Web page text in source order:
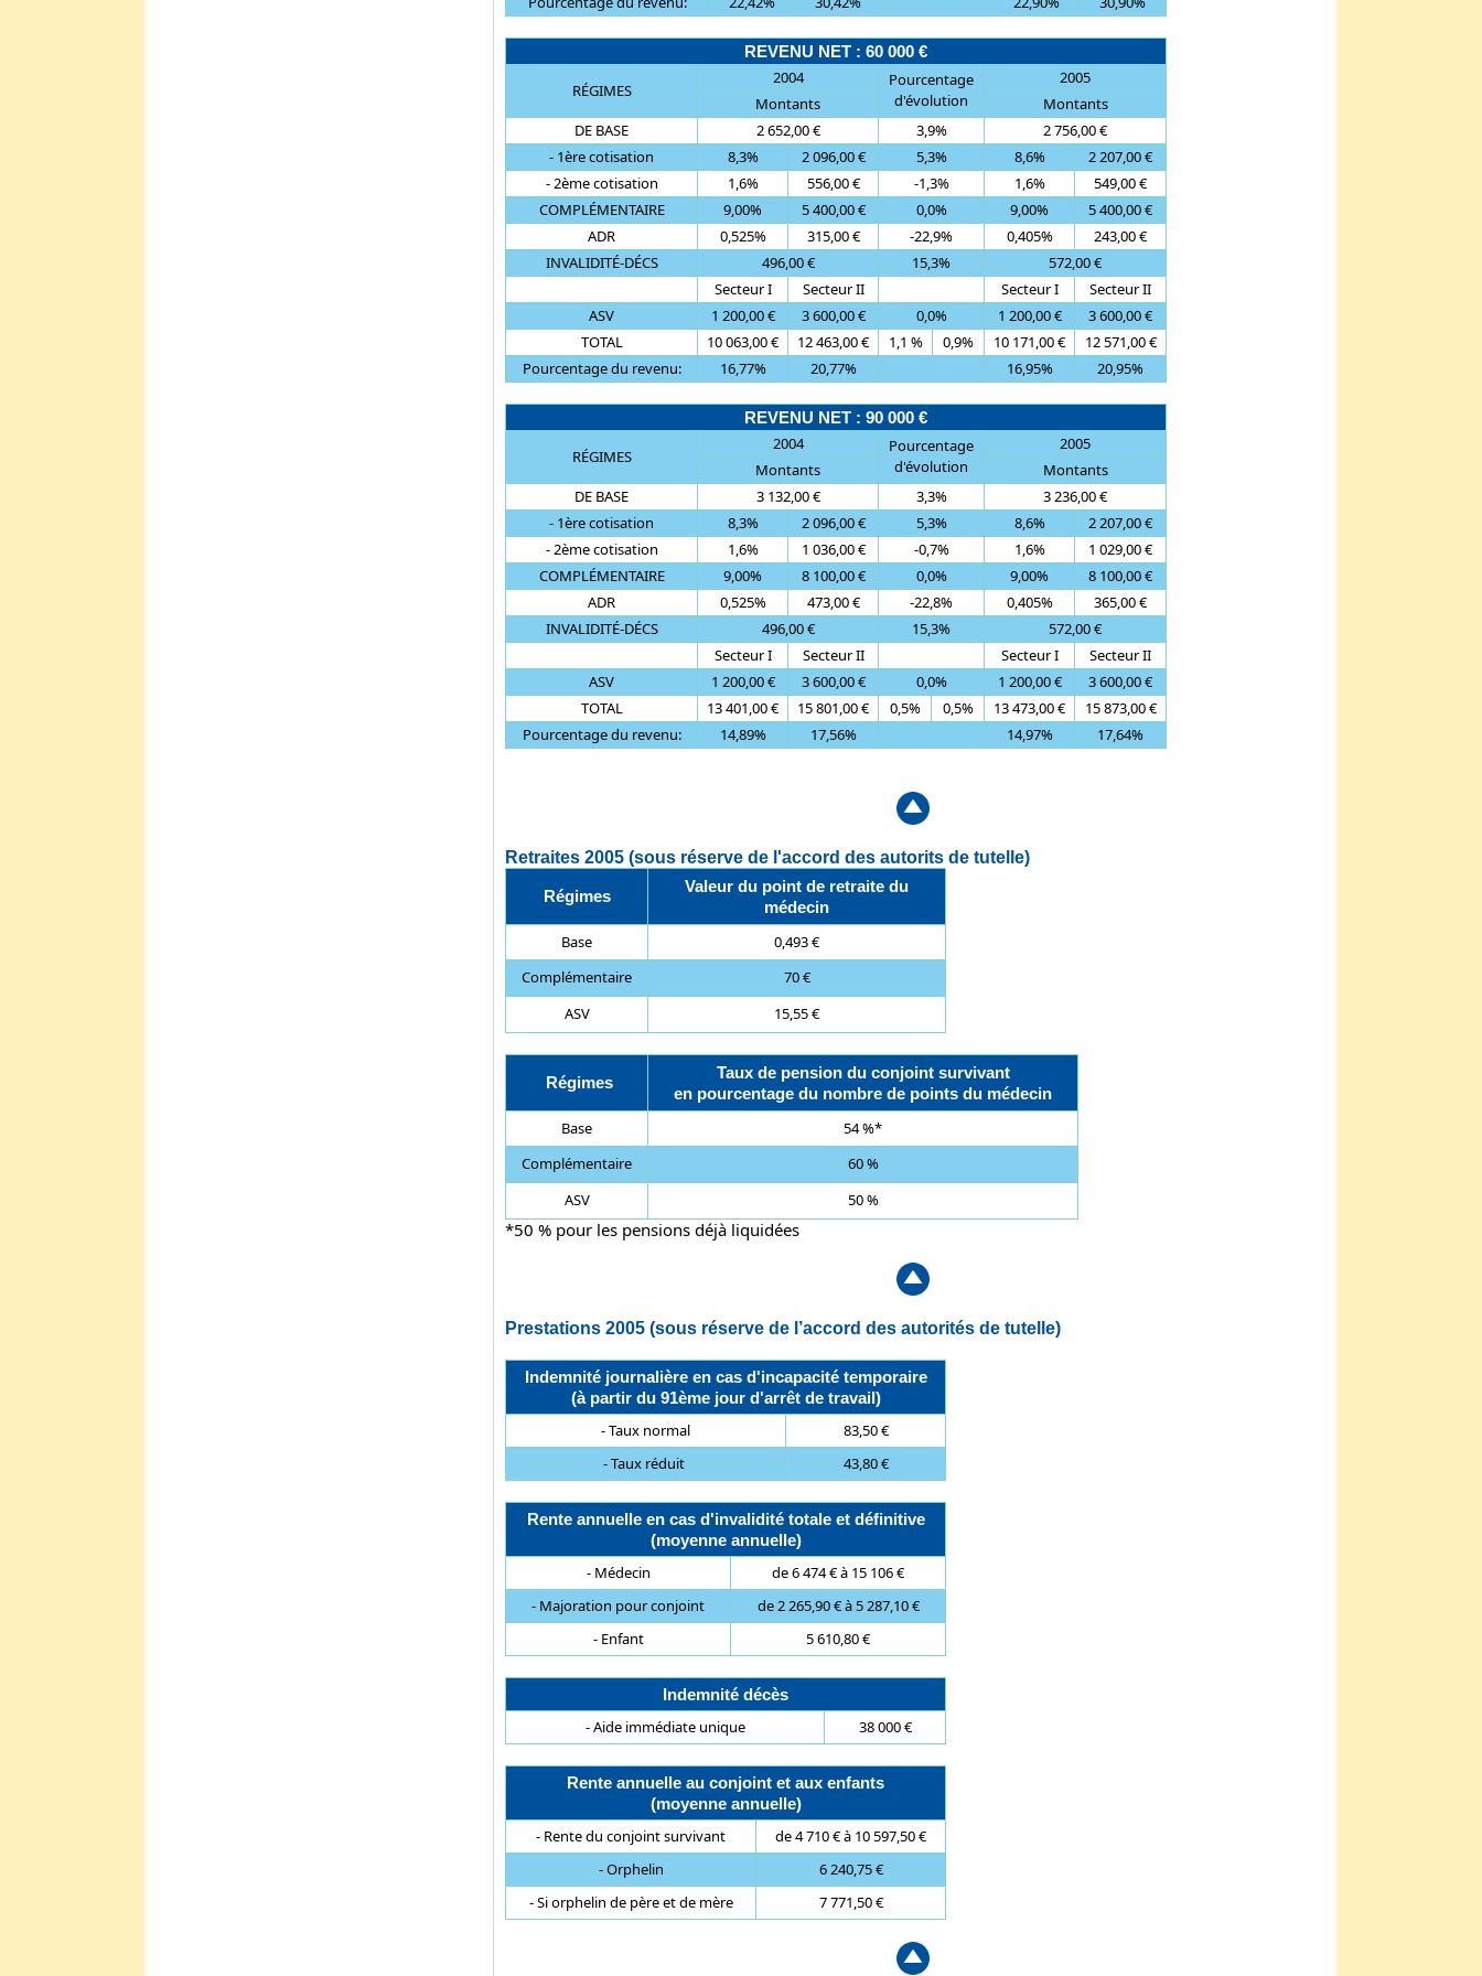
REVENU NET : 60 000 €
RÉGIMES
2004
Pourcentage
d'évolution
2005
Montants
Montants
DE BASE
2 652,00 € 3,9%
2 756,00 €
- 1ère cotisation
8,3% 2 096,00 € 5,3% 8,6%
2 207,00 €
- 2ème cotisation
1,6% 556,00 € -1,3% 1,6%
549,00 €
COMPLÉMENTAIRE
9,00% 5 400,00 € 0,0% 9,00%
5 400,00 €
ADR
0,525% 315,00 € -22,9% 0,405%
243,00 €
INVALIDITÉ-DÉCS
496,00 € 15,3%
572,00 €
Secteur I
Secteur II Secteur I
Secteur II
ASV
1 200,00 € 3 600,00 € 0,0% 1 200,00 €
3 600,00 €
TOTAL
10 063,00 € 12 463,00 € 1,1 % 0,9% 10 171,00 €
12 571,00 €
Pourcentage du revenu:
16,77% 20,77% 16,95% 20,95%
REVENU NET : 90 000 €
RÉGIMES
2004
Pourcentage
d'évolution
2005
Montants
Montants
DE BASE
3 132,00 € 3,3%
3 236,00 €
- 1ère cotisation
8,3% 2 096,00 € 5,3% 8,6%
2 207,00 €
- 2ème cotisation
1,6% 1 036,00 € -0,7% 1,6%
1 029,00 €
COMPLÉMENTAIRE
9,00% 8 100,00 € 0,0% 9,00%
8 100,00 €
ADR
0,525% 473,00 € -22,8% 0,405%
365,00 €
INVALIDITÉ-DÉCS
496,00 € 15,3%
572,00 €
Secteur I
Secteur II Secteur I
Secteur II
ASV
1 200,00 € 3 600,00 € 0,0% 1 200,00 €
3 600,00 €
TOTAL
13 401,00 € 15 801,00 € 0,5% 0,5% 13 473,00 €
15 873,00 €
Pourcentage du revenu:
14,89% 17,56% 14,97% 17,64%
Retraites 2005 (sous réserve de l'accord des autorits de tutelle)
Régimes
Valeur du point de retraite du
médecin
Base
0,493 €
Complémentaire
70 €
ASV
15,55 €
Régimes
Taux de pension du conjoint survivant
en pourcentage du nombre de points du médecin
Base
54 %*
Complémentaire
60 %
ASV
50 %
*50 % pour les pensions déjà liquidées
Prestations 2005 (sous réserve de l’accord des autorités de tutelle)
Indemnité journalière en cas d'incapacité temporaire
(à partir du 91ème jour d'arrêt de travail)
- Taux normal
83,50 €
- Taux réduit
43,80 €
Rente annuelle en cas d'invalidité totale et définitive
(moyenne annuelle)
- Médecin
de 6 474 € à 15 106 €
- Majoration pour conjoint
de 2 265,90 € à 5 287,10 €
- Enfant
5 610,80 €
Indemnité décès
- Aide immédiate unique 38 000 €
Rente annuelle au conjoint et aux enfants
(moyenne annuelle)
- Rente du conjoint survivant
de 4 710 € à 10 597,50 €
- Orphelin
6 240,75 €
- Si orphelin de père et de mère
7 771,50 €